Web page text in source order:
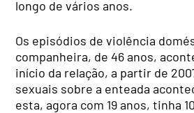
longo de vários anos.
Os episódios de violência
companheira, de 46 anos,
início da relação, a partir de
sexuais sobre a enteada
esta, agora com 19 anos, tinha